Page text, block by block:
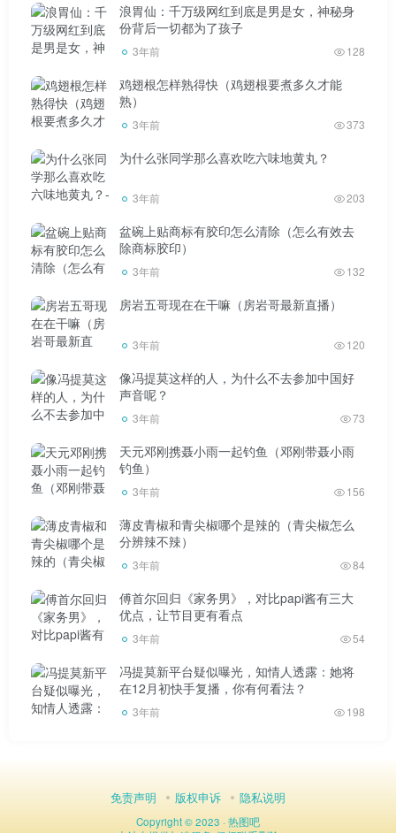
结论:暴饮暴食浪胃仙不是任何人正常的饮食习惯，时间
久了容易生病。浪胃仙没有大家想的那么穷，钱多的花不
完。如果他身体用光了，还能用钱换健康吗？标签:浪胃仙
浪胃仙：千万级网红到底是男是女，神秘身
份背后一切都为了孩子
3年前 128
鸡翅根怎样熟得快（鸡翅根要煮多久才能
熟）
3年前 373
为什么张同学那么喜欢吃六味地黄丸？
3年前 203
盆碗上贴商标有胶印怎么清除（怎么有效去
除商标胶印）
3年前 132
房岩五哥现在在干嘛（房岩哥最新直播）
3年前 120
像冯提莫这样的人，为什么不去参加中国好
声音呢？
3年前 73
天元邓刚携聂小雨一起钓鱼（邓刚带聂小雨
钓鱼）
3年前 156
薄皮青椒和青尖椒哪个是辣的（青尖椒怎么
分辨辣不辣）
3年前 84
傅首尔回归《家务男》，对比papi酱有三大
优点，让节目更有看点
3年前 54
冯提莫新平台疑似曝光，知情人透露：她将
在12月初快手复播，你有何看法？
3年前 198
免责声明 版权申诉 隐私说明
Copyright © 2023 ·热图吧